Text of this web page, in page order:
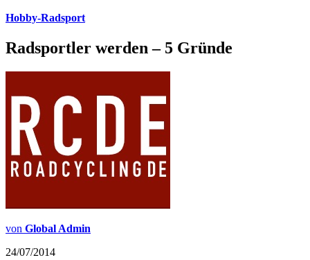
Hobby-Radsport
Radsportler werden – 5 Gründe
von Global Admin
24/07/2014